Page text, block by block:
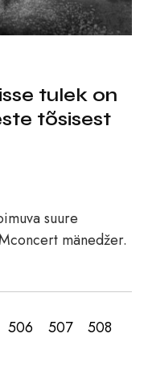
tulek on
tõsisest
suure
mänedžer.
506 507
508